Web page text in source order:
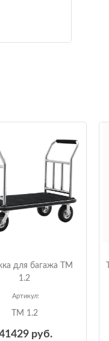
для багажа ТМ
1.2
Артикул:
ТМ 1.2
руб.